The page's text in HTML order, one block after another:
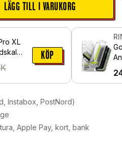
LÄGG TILL I VARUKORG
XL
KÖP
Instabox, PostNord)
Apple Pay, kort, bank